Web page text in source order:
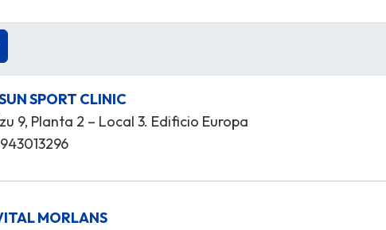
SPORT CLINIC
9, Planta 2 – Local 3. Edificio Europa
MORLANS